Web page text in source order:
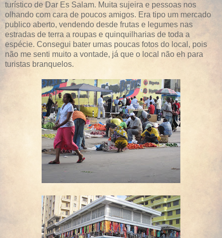
turístico de Dar Es Salam. Muita sujeira e pessoas nos
olhando com cara de poucos amigos. Era tipo um mercado
publico aberto, vendendo desde frutas e legumes nas
estradas de terra a roupas e quinquilharias de toda a
espécie. Consegui bater umas poucas fotos do local, pois
não me senti muito a vontade, já que o local não eh para
turistas branquelos.